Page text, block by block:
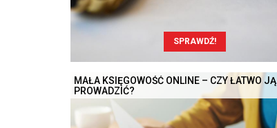
SPRAWDŹ!
MAŁA KSIĘGOWOŚĆ ONLINE – CZY ŁATWO JĄ
PROWADZIĆ?